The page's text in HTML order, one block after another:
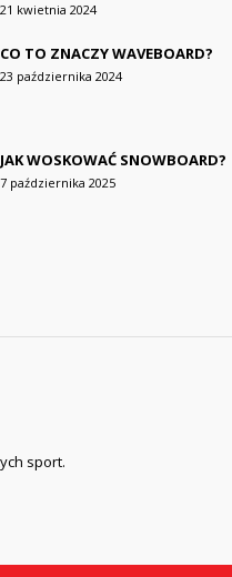
21 kwietnia 2024
CO TO ZNACZY WAVEBOARD?
23 października 2024
JAK WOSKOWAĆ SNOWBOARD?
7 października 2025
sport.